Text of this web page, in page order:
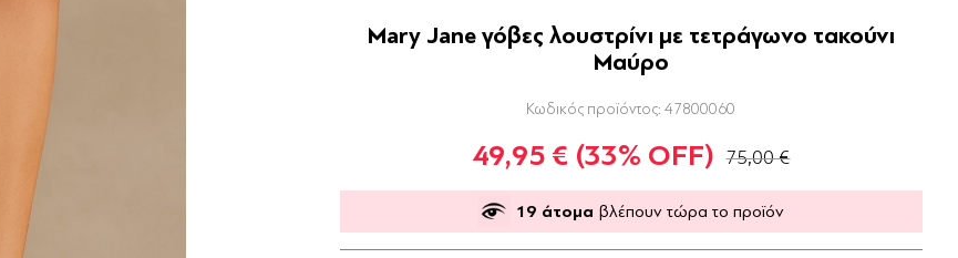
Mary Jane γόβες λουστρίνι με τετράγωνο τακούνι
Μαύρο
Κωδικός προϊόντος: 47800060
49,95 € (33% OFF) 75,00 €
19 άτομα βλέπουν τώρα το προϊόν